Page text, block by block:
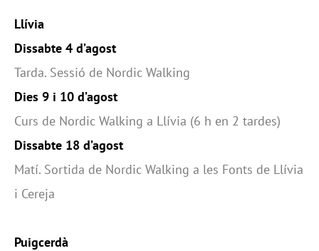
Llívia
Dissabte 4 d’agost
Tarda. Sessió de Nordic Walking
Dies 9 i 10 d’agost
Curs de Nordic Walking a Llívia (6 h en 2 tardes)
Dissabte 18 d’agost
Matí. Sortida de Nordic Walking a les Fonts de Llívia
i Cereja
Puigcerdà